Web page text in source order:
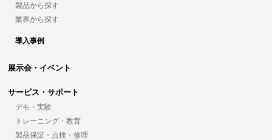
製品から探す
業界から探す
導入事例
展示会・イベント
サービス・サポート
デモ・実験
トレーニング・教育
製品保証・点検・修理